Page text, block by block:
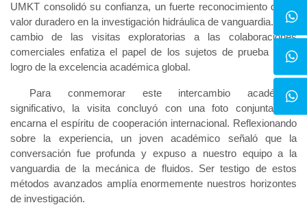
UMKT consolidó su confianza, un fuerte reconocimiento de su
valor duradero en la investigación hidráulica de vanguardia. Este
cambio de las visitas exploratorias a las colaboraciones
comerciales enfatiza el papel de los sujetos de prueba en el
logro de la excelencia académica global.
Para conmemorar este intercambio académico
significativo, la visita concluyó con una foto conjunta que
encarna el espíritu de cooperación internacional. Reflexionando
sobre la experiencia, un joven académico señaló que la
conversación fue profunda y expuso a nuestro equipo a la
vanguardia de la mecánica de fluidos. Ser testigo de estos
métodos avanzados amplía enormemente nuestros horizontes
de investigación.